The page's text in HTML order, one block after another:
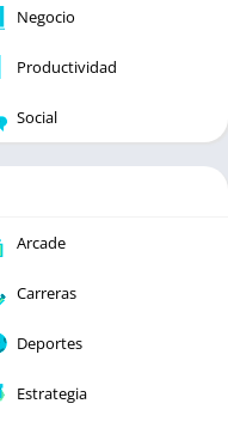
Negocio
Productividad
Social
Arcade
Carreras
Deportes
Estrategia